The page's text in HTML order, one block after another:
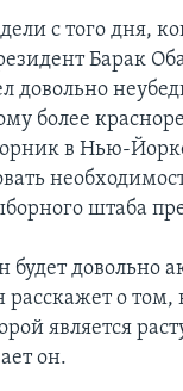
с того дня,
Барак
довольно
более
в Нью-
штаба
довольно
о том,
является
он.